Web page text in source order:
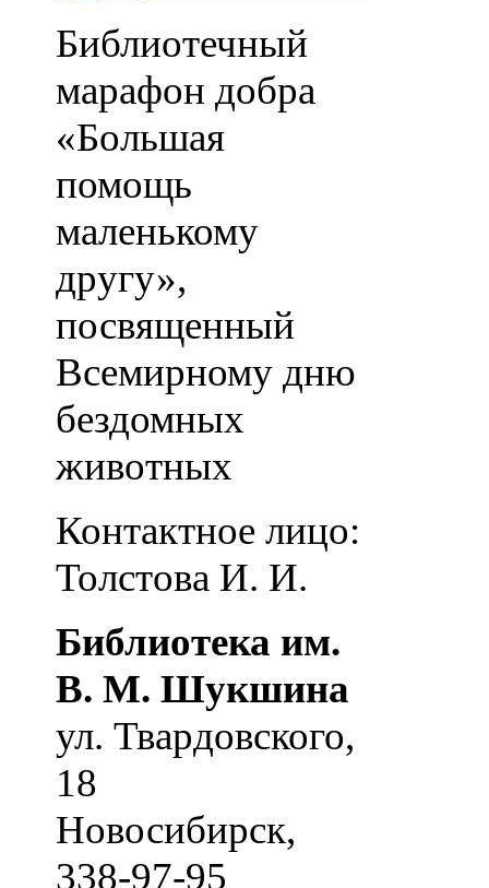
Библиотечный
марафон добра
«Большая
помощь
маленькому
другу»,
посвященный
Всемирному дню
бездомных
животных
Контактное лицо:
Толстова И. И.
Библиотека им.
В. М. Шукшина
ул. Твардовского,
18
Новосибирск,
338-97-95